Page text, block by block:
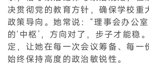
决贯彻党的教育方针，确保学校重
政策导向。她常说：“理事会办公
的‘中枢’，方向对了，步子才能稳
定，让她在每一次会议筹备、每一
始终保持高度的政治敏锐性。